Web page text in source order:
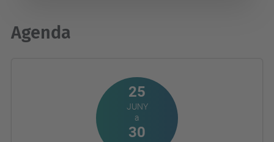
Agenda
25
JUNY
a
30
SETEMBRE